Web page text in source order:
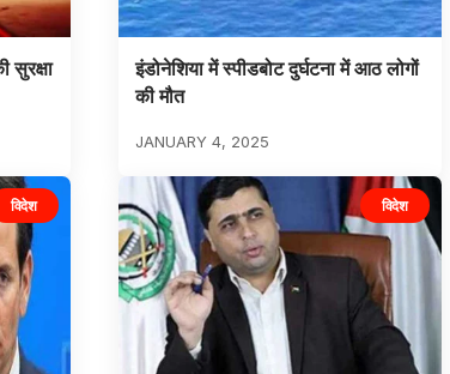
सुरक्षा
इंडोनेशिया में स्पीडबोट दुर्घटना में आठ लोगों
की मौत
JANUARY 4, 2025
विदेश विदेश